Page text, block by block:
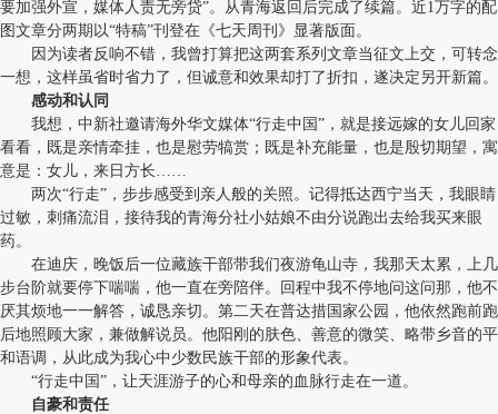
要加强外宣，媒体人责无旁贷”。从青海返回后完成了续篇。近1万字的配
图文章分两期以“特稿”刊登在《七天周刊》显著版面。
因为读者反响不错，我曾打算把这两套系列文章当征文上交，可转念
一想，这样虽省时省力了，但诚意和效果却打了折扣，遂决定另开新篇。
感动和认同
我想，中新社邀请海外华文媒体“行走中国”，就是接远嫁的女儿回家
看看，既是亲情牵挂，也是慰劳犒赏；既是补充能量，也是殷切期望，寓
意是：女儿，来日方长……
两次“行走”，步步感受到亲人般的关照。记得抵达西宁当天，我眼睛
过敏，刺痛流泪，接待我的青海分社小姑娘不由分说跑出去给我买来眼
药。
在迪庆，晚饭后一位藏族干部带我们夜游龟山寺，我那天太累，上几
步台阶就要停下喘喘，他一直在旁陪伴。回程中我不停地问这问那，他不
厌其烦地一一解答，诚恳亲切。第二天在普达措国家公园，他依然跑前跑
后地照顾大家，兼做解说员。他阳刚的肤色、善意的微笑、略带乡音的平
和语调，从此成为我心中少数民族干部的形象代表。
“行走中国”，让天涯游子的心和母亲的血脉行走在一道。
自豪和责任